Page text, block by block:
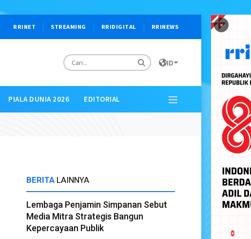
×
RRINET STREAMING RRIDIGITAL RRINEWS
ID
PIALA DUNIA 2026 EDITORIAL
BERITA LAINNYA
Lembaga Penjamin Simpanan Sebut
Media Mitra Strategis Bangun
Kepercayaan Publik